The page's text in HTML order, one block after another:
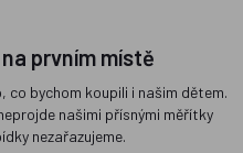
prvním místě
co bychom koupili i našim dětem.
našimi přísnými měřítky
nezařazujeme.